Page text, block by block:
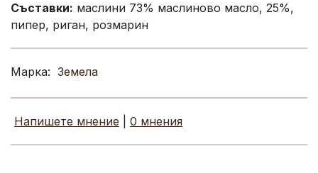
Съставки: маслини 73% маслиново масло, 25%,
пипер, риган, розмарин
Марка: Земела
Напишете мнение 0 мнения